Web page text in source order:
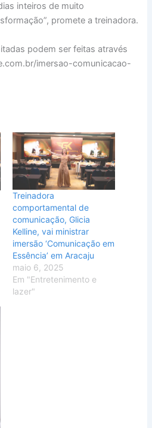
inteiros de muito
promete a treinadora.
podem ser feitas através
imersao-comunicacao-
Treinadora
comportamental de
comunicação, Glicia
Kelline, vai ministrar
imersão ‘Comunicação em
Essência’ em Aracaju
maio 6, 2025
Em "Entretenimento e
lazer"